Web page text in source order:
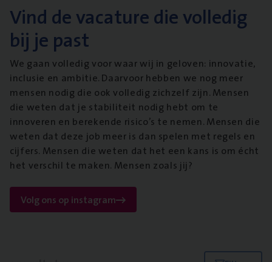
Vind de vacature die volledig
bij je past
We gaan volledig voor waar wij in geloven: innovatie,
inclusie en ambitie. Daarvoor hebben we nog meer
mensen nodig die ook volledig zichzelf zijn. Mensen
die weten dat je stabiliteit nodig hebt om te
innoveren en berekende risico’s te nemen. Mensen die
weten dat deze job meer is dan spelen met regels en
cijfers. Mensen die weten dat het een kans is om écht
het verschil te maken. Mensen zoals jij?
Volg ons op instagram